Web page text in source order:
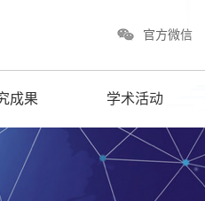
官方微信
成果 学术活动